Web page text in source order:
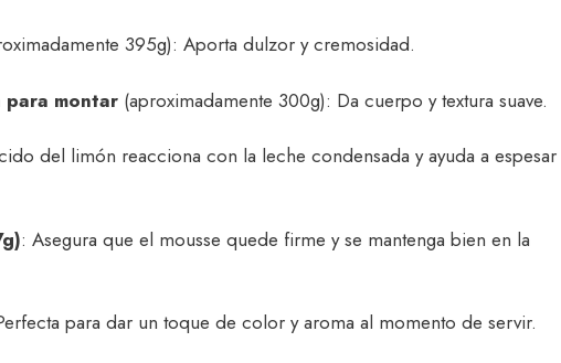
395g): Aporta dulzor y cremosidad.
para montar (aproximadamente 300g): Da cuerpo y textura suave.
del limón reacciona con la leche condensada y ayuda a espesar
: Asegura que el mousse quede firme y se mantenga bien en la
para dar un toque de color y aroma al momento de servir.